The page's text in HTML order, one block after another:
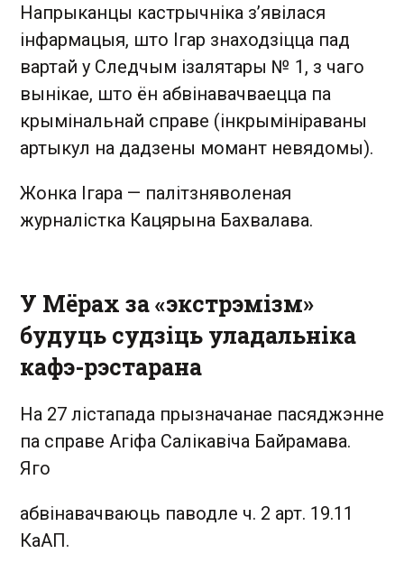
Напрыканцы кастрычніка з’явілася
інфармацыя, што Ігар знаходзіцца пад
вартай у Следчым ізалятары № 1, з чаго
вынікае, што ён абвінавачваецца па
крымінальнай справе (інкрымініраваны
артыкул на дадзены момант невядомы).
Жонка Ігара — палітзняволеная
журналістка Кацярына Бахвалава.
У Мёрах за «экстрэмізм»
будуць судзіць уладальніка
кафэ-рэстарана
На 27 лістапада прызначанае пасяджэнне
па справе Агіфа Салікавіча Байрамава.
Яго
абвінавачваюць паводле ч. 2 арт. 19.11
КаАП.